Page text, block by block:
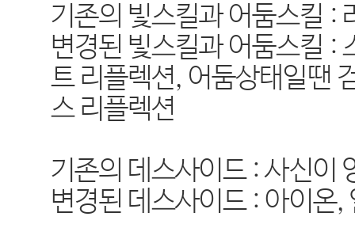
기존의 빛스킬과 어둠스킬 :
변경된 빛스킬과 어둠스킬 :
트 리플렉션, 어둠상태일땐
스 리플렉션
기존의 데스사이드 : 사신이
변경된 데스사이드 : 아이온,